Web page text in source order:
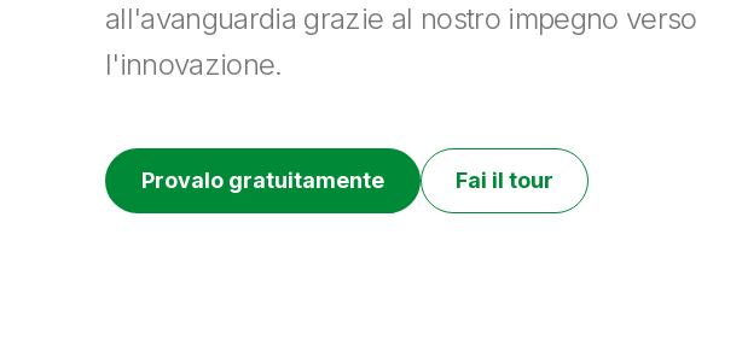
all'avanguardia grazie al nostro impegno verso
l'innovazione.
Provalo gratuitamente Fai il tour